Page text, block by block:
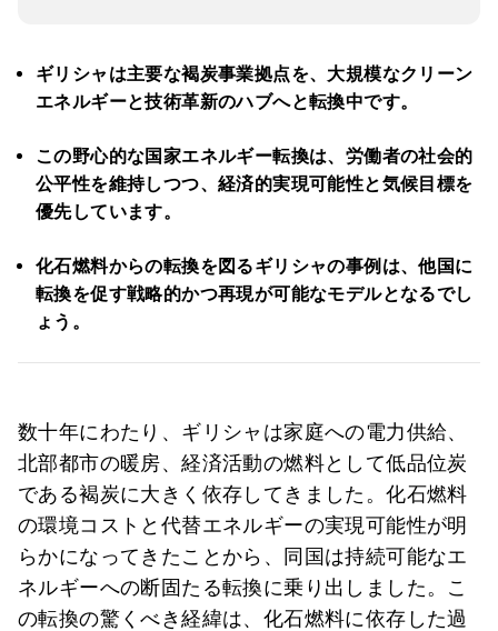
ギリシャは主要な褐炭事業拠点を、大規模なクリーン
エネルギーと技術革新のハブへと転換中です。
この野心的な国家エネルギー転換は、労働者の社会的
公平性を維持しつつ、経済的実現可能性と気候目標を
優先しています。
化石燃料からの転換を図るギリシャの事例は、他国に
転換を促す戦略的かつ再現が可能なモデルとなるでし
ょう。
数十年にわたり、ギリシャは家庭への電力供給、
北部都市の暖房、経済活動の燃料として低品位炭
である褐炭に大きく依存してきました。化石燃料
の環境コストと代替エネルギーの実現可能性が明
らかになってきたことから、同国は持続可能なエ
ネルギーへの断固たる転換に乗り出しました。こ
の転換の驚くべき経緯は、化石燃料に依存した過